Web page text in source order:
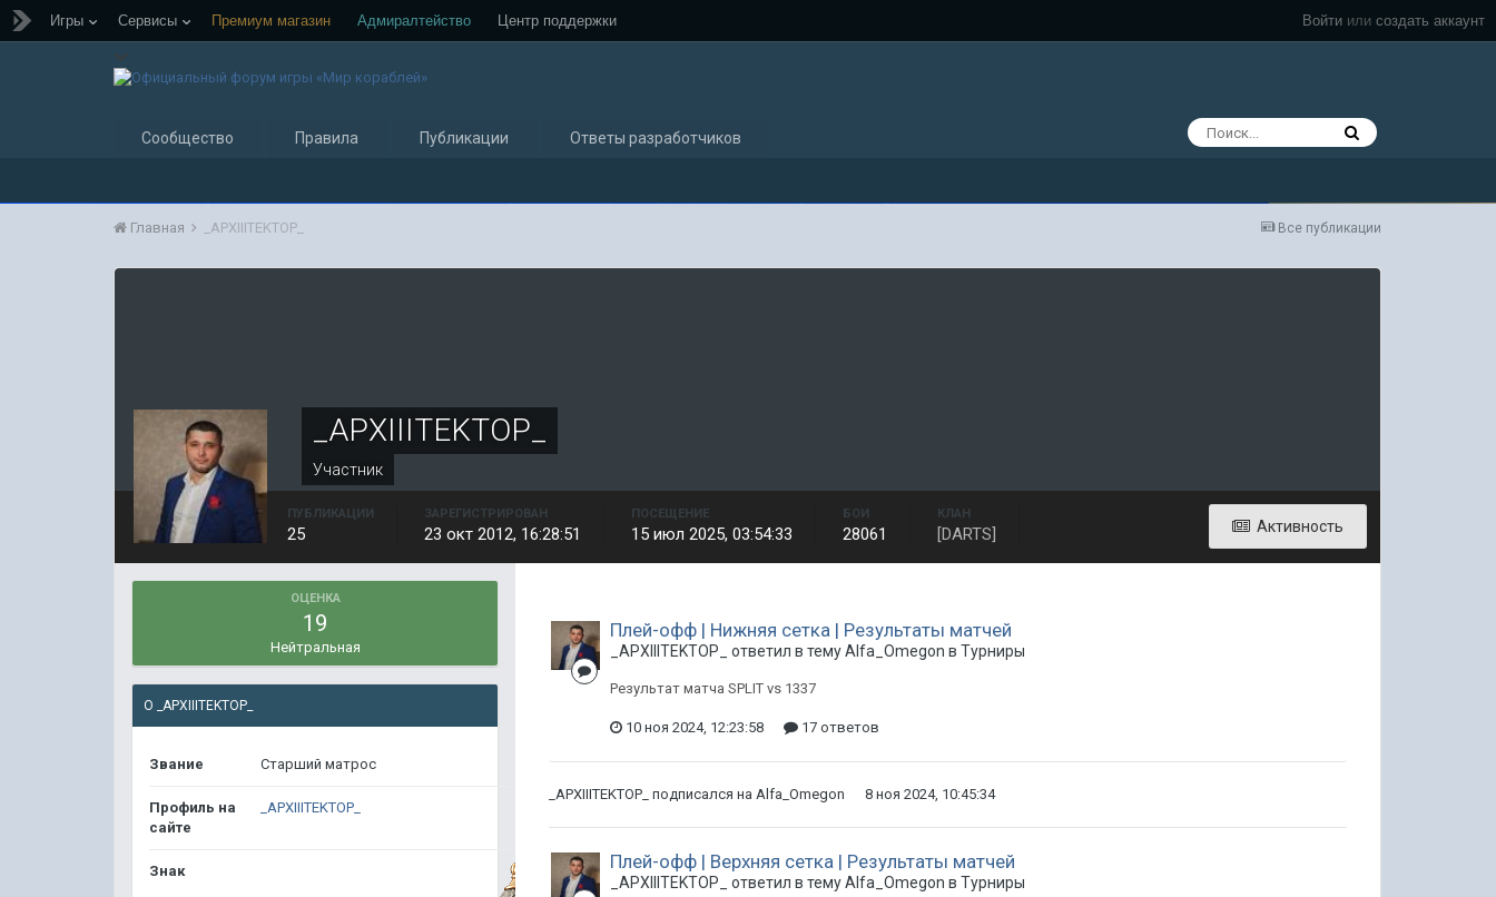
Войти или создать аккаунт
Игры Сервисы Премиум магазин Адмиралтейство Центр поддержки
Сообщество Правила Публикации Ответы разработчиков
Все публикации
Главная _APXIIITEKTOP_
_APXIIITEKTOP_
Участник
Активность
ПУБЛИКАЦИИ
25
ЗАРЕГИСТРИРОВАН
23 окт 2012, 16:28:51
ПОСЕЩЕНИЕ
15 июл 2025, 03:54:33
БОИ
28061
КЛАН
[DARTS]
ОЦЕНКА
19
Нейтральная
О _APXIIITEKTOP_
Звание Старший матрос
Профиль на
сайте
_APXIIITEKTOP_
Знак
Плей-офф | Нижняя сетка | Результаты матчей
_APXIIITEKTOP_ ответил в тему Alfa_Omegon вТурниры
Результат матча SPLIT vs 1337
10 ноя 2024, 12:23:58 17 ответов
_APXIIITEKTOP_ подписался наAlfa_Omegon 8 ноя 2024, 10:45:34
Плей-офф | Верхняя сетка | Результаты матчей
_APXIIITEKTOP_ ответил в тему Alfa_Omegon вТурниры